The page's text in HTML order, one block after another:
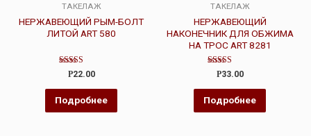
ТАКЕЛАЖ
НЕРЖАВЕЮЩИЙ РЫМ-БОЛТ
ЛИТОЙ ART 580
Оценка
4.00
из 5
Р22.00
Подробнее
ТАКЕЛАЖ
НЕРЖАВЕЮЩИЙ
НАКОНЕЧНИК ДЛЯ ОБЖИМА
НА ТРОС ART 8281
Оценка
4.00
из 5
Р33.00
Подробнее